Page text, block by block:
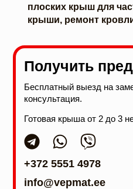
плоских крыш для
крыши, ремонт
Получить
Бесплатный выезд на
консультация.
Готовая крыша от 2 до 3
+372 5551 4978
info@vepmat.ee